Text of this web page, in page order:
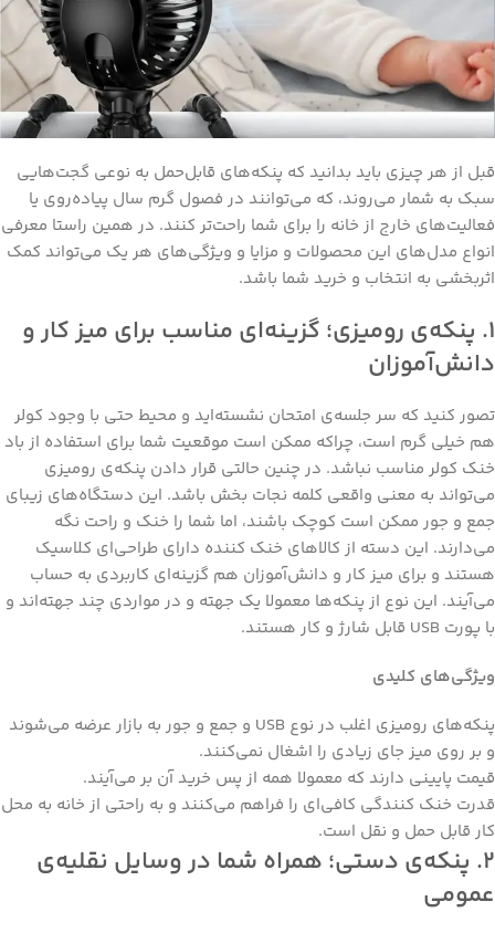
قبل از هر چیزی باید بدانید که پنکه‌های قابل‌حمل به نوعی گجت‌هایی
سبک به شمار می‌روند، که می‌توانند در فصول گرم سال پیاده‌روی یا
فعالیت‌های خارج از خانه را برای شما راحت‌تر کنند. در همین راستا معرفی
انواع مدل‌های این محصولات و مزایا و ویژگی‌های هر یک می‌تواند کمک
اثربخشی به انتخاب و خرید شما باشد.
۱. پنکه‌ی رومیزی؛ گزینه‌ای مناسب برای میز کار و
دانش‌آموزان
تصور کنید که سر جلسه‌ی امتحان نشسته‌اید و محیط حتی با وجود کولر
هم خیلی گرم است، چراکه ممکن است موقعیت شما برای استفاده از باد
خنک کولر مناسب نباشد. در چنین حالتی قرار دادن پنکه‌ی رومیزی
می‌تواند به معنی واقعی کلمه نجات بخش باشد. این دستگاه‌های زیبای
جمع و جور ممکن است کوچک باشند، اما شما را خنک و راحت نگه
می‌دارند. این دسته از کالاهای خنک کننده دارای طراحی‌ای کلاسیک
هستند و برای میز کار و دانش‌آموزان هم گزینه‌ای کاربردی به حساب
می‌‌آیند. این نوع از پنکه‌ها معمولا یک جهته و در مواردی چند جهته‌اند و
با پورت USB قابل شارژ و کار هستند.
ویژگی‌های کلیدی
پنکه‌های رومیزی اغلب در نوع USB و جمع و جور به بازار عرضه می‌شوند
و بر روی میز جای زیادی را اشغال نمی‌کنند.
قیمت پایینی دارند که معمولا همه از پس خرید آن بر می‌آیند.
قدرت خنک کنندگی کافی‌ای را فراهم می‌کنند و به راحتی از خانه به محل
کار قابل حمل و نقل است.
۲. پنکه‌ی دستی؛ همراه شما در وسایل نقلیه‌ی
عمومی